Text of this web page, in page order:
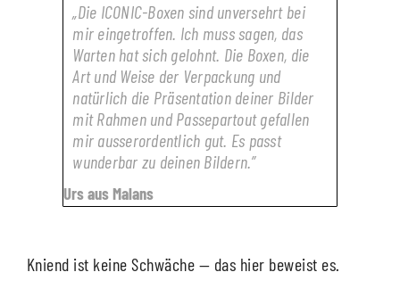
„Die ICONIC-Boxen sind unversehrt bei
mir eingetroffen. Ich muss sagen, das
Warten hat sich gelohnt. Die Boxen, die
Art und Weise der Verpackung und
natürlich die Präsentation deiner Bilder
mit Rahmen und Passepartout gefallen
mir ausserordentlich gut. Es passt
wunderbar zu deinen Bildern.”
Urs aus Malans
Kniend ist keine Schwäche — das hier beweist es.